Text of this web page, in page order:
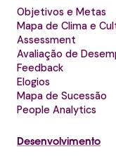
Objetivos e Metas
Mapa de Clima e
Assessment
Avaliação de
Feedback
Elogios
Mapa de Sucessão
People Analytics
Desenvolvimento